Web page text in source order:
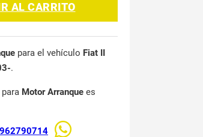
AL CARRITO
para el vehículo Fiat II
.
Motor Arranque es
962790714